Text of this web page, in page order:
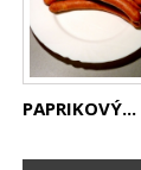
PAPRIKOVÝ...